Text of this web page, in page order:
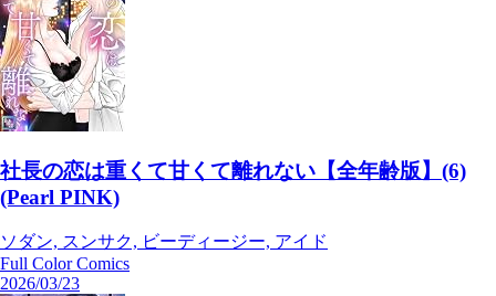
社長の恋は重くて甘くて離れない【全年齢版】(6)
(Pearl PINK)
ソダン, スンサク, ビーディージー, アイド
Full Color Comics
2026/03/23